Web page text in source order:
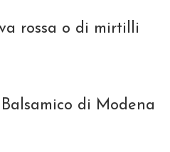
rossa o di mirtilli
di Modena